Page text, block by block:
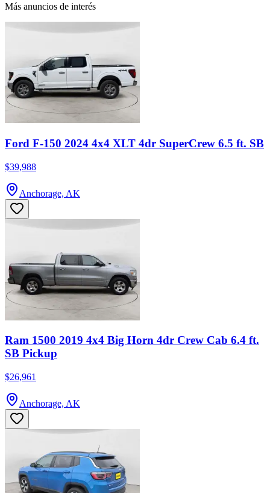
Más anuncios de interés
Ford F-150 2024 4x4 XLT 4dr SuperCrew 6.5 ft. SB
$39,988
Anchorage, AK
Ram 1500 2019 4x4 Big Horn 4dr Crew Cab 6.4 ft.
SB Pickup
$26,961
Anchorage, AK